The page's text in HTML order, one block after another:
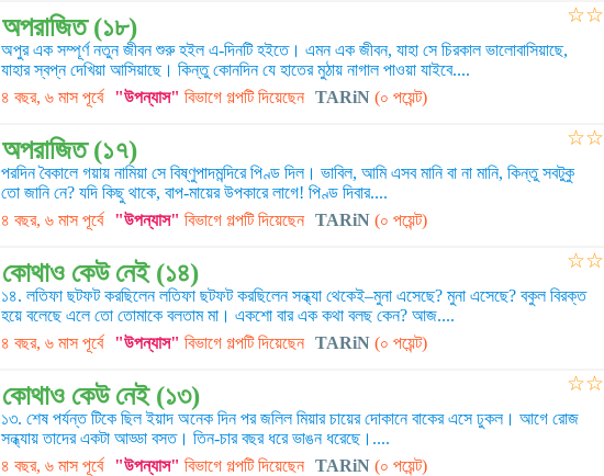
অপরাজিত (১৮)
অপুর এক সম্পূর্ণ নতুন জীবন শুরু হইল এ-দিনটি হইতে। এমন এক জীবন, যাহা সে চিরকাল ভালোবাসিয়াছে,
যাহার স্বপ্ন দেখিয়া আসিয়াছে। কিন্তু কোনদিন যে হাতের মুঠায় নাগাল পাওয়া যাইবে....
৪ বছর, ৬ মাস পূর্বে "উপন্যাস" বিভাগে গল্পটি দিয়েছেন TARiN(০ পয়েন্ট)
☆☆
অপরাজিত (১৭)
পরদিন বৈকালে গয়ায় নামিয়া সে বিষ্ণুপাদমন্দিরে পিণ্ড দিল। ভাবিল, আমি এসব মানি বা না মানি, কিন্তু সবটুকু
তো জানি নে? যদি কিছু থাকে, বাপ-মায়ের উপকারে লাগে! পিণ্ড দিবার....
৪ বছর, ৬ মাস পূর্বে "উপন্যাস" বিভাগে গল্পটি দিয়েছেন TARiN(০ পয়েন্ট)
☆☆
কোথাও কেউ নেই (১৪)
১৪. লতিফা ছটফট করছিলেন লতিফা ছটফট করছিলেন সন্ধ্যা থেকেই–মুনা এসেছে? মুনা এসেছে? বকুল বিরক্ত
হয়ে বলেছে এলে তো তোমাকে বলতাম মা। একশো বার এক কথা বলছ কেন? আজ....
৪ বছর, ৬ মাস পূর্বে "উপন্যাস" বিভাগে গল্পটি দিয়েছেন TARiN(০ পয়েন্ট)
☆☆
কোথাও কেউ নেই (১৩)
১৩. শেষ পর্যন্ত টিকে ছিল ইয়াদ অনেক দিন পর জলিল মিয়ার চায়ের দোকানে বাকের এসে ঢুকল। আগে রোজ
সন্ধ্যায় তাদের একটা আড্ডা বসত। তিন-চার বছর ধরে ভাঙন ধরেছে।....
৪ বছর, ৬ মাস পূর্বে "উপন্যাস" বিভাগে গল্পটি দিয়েছেন TARiN(০ পয়েন্ট)
☆☆